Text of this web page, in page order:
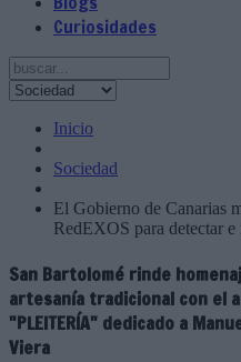
Curiosidades
Inicio
Sociedad
El Gobierno de Canarias
RedEXOS para detectar
San Bartolomé rinde
artesanía tradicional con el
"PLEITERÍA" dedicado a
Viera